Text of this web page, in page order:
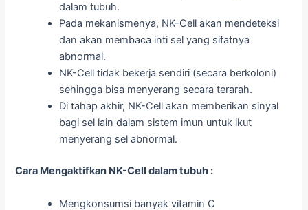
dalam tubuh.
Pada mekanismenya, NK-Cell akan mendeteksi
dan akan membaca inti sel yang sifatnya
abnormal.
NK-Cell tidak bekerja sendiri (secara berkoloni)
sehingga bisa menyerang secara terarah.
Di tahap akhir, NK-Cell akan memberikan sinyal
bagi sel lain dalam sistem imun untuk ikut
menyerang sel abnormal.
Cara Mengaktifkan NK-Cell dalam tubuh :
Mengkonsumsi banyak vitamin C